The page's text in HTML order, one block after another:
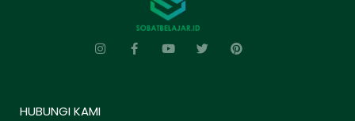
HUBUNGI KAMI